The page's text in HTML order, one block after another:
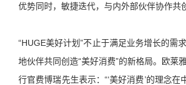
优势同时，敏捷迭代，与内外部伙伴协作共
“HUGE美好计划”不止于满足业务增长的需
地伙伴共同创造“美好消费”的新格局。欧莱
行官费博瑞先生表示：“‘美好消费’的理念在